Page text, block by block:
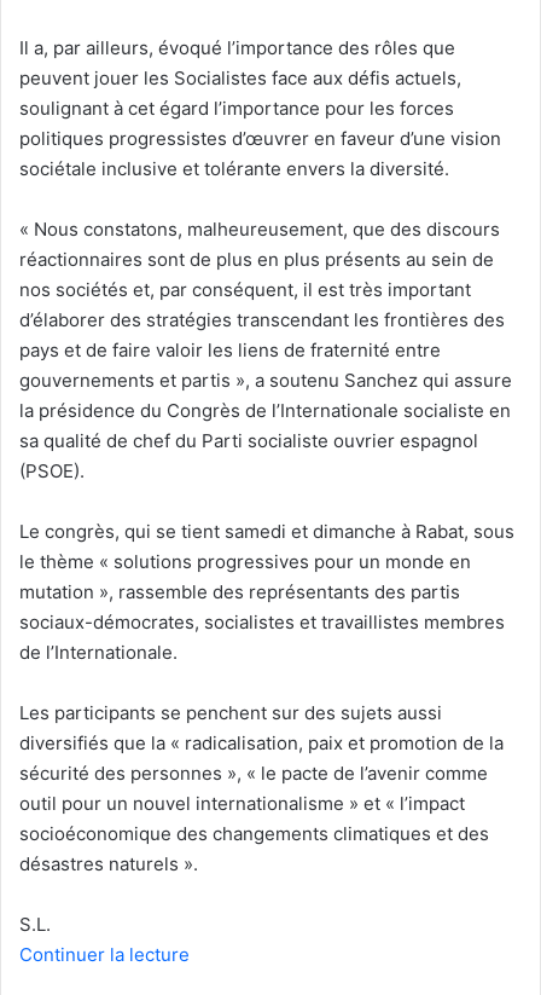
Il a, par ailleurs, évoqué l’importance des rôles que
peuvent jouer les Socialistes face aux défis actuels,
soulignant à cet égard l’importance pour les forces
politiques progressistes d’œuvrer en faveur d’une vision
sociétale inclusive et tolérante envers la diversité.
« Nous constatons, malheureusement, que des discours
réactionnaires sont de plus en plus présents au sein de
nos sociétés et, par conséquent, il est très important
d’élaborer des stratégies transcendant les frontières des
pays et de faire valoir les liens de fraternité entre
gouvernements et partis », a soutenu Sanchez qui assure
la présidence du Congrès de l’Internationale socialiste en
sa qualité de chef du Parti socialiste ouvrier espagnol
(PSOE).
Le congrès, qui se tient samedi et dimanche à Rabat, sous
le thème « solutions progressives pour un monde en
mutation », rassemble des représentants des partis
sociaux-démocrates, socialistes et travaillistes membres
de l’Internationale.
Les participants se penchent sur des sujets aussi
diversifiés que la « radicalisation, paix et promotion de la
sécurité des personnes », « le pacte de l’avenir comme
outil pour un nouvel internationalisme » et « l’impact
socioéconomique des changements climatiques et des
désastres naturels ».
S.L.
Continuer la lecture